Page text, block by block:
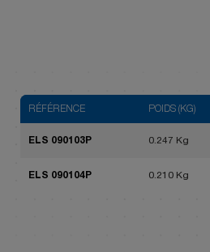
RÉFÉRENCE POIDS (KG)
ELS 090103P 0.247 Kg
ELS 090104P 0.210 Kg